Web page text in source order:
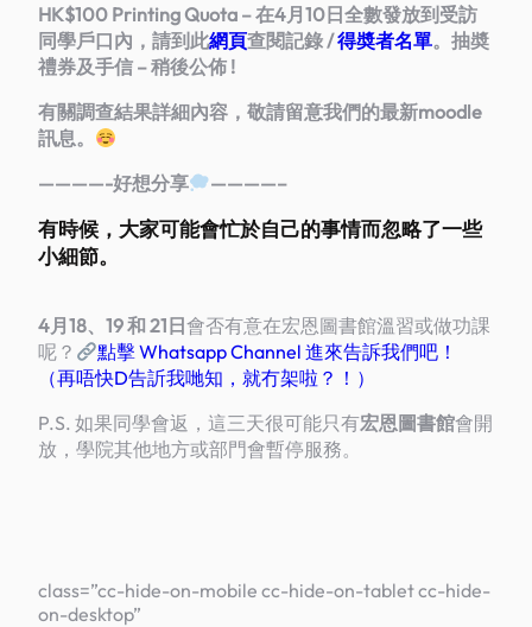
HK$100 Printing Quota – 在4月10日全數發放到受訪
同學戶口內，請到此網頁查閱記錄 /得奬者名單。 抽奬
禮券及手信 – 稍後公佈 !
有關調查結果詳細內容，敬請留意我們的最新moodle
訊息。
————-好想分享
————–
有時候，大家可能會忙於自己的事情而忽略了一些
小細節。
4月18、19 和 21日會否有意在宏恩圖書館溫習或做功課
呢？
點擊 Whatsapp Channel 進來告訴我們吧！
（再唔快D告訢我哋知，就冇架啦？！）
P.S. 如果同學會返，這三天很可能只有宏恩圖書館會開
放，學院其他地方或部門會暫停服務。
class=”cc-hide-on-mobile cc-hide-on-tablet cc-hide-
on-desktop”